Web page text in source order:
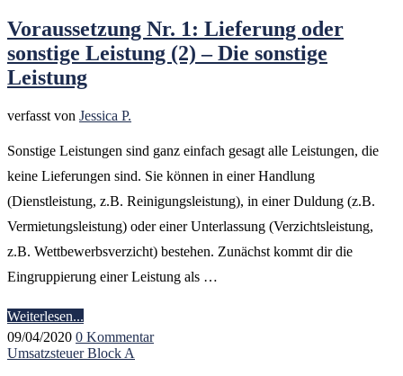
Voraussetzung Nr. 1: Lieferung oder
sonstige Leistung (2) – Die sonstige
Leistung
verfasst von Jessica P.
Sonstige Leistungen sind ganz einfach gesagt alle Leistungen, die
keine Lieferungen sind. Sie können in einer Handlung
(Dienstleistung, z.B. Reinigungsleistung), in einer Duldung (z.B.
Vermietungsleistung) oder einer Unterlassung (Verzichtsleistung,
z.B. Wettbewerbsverzicht) bestehen. Zunächst kommt dir die
Eingruppierung einer Leistung als …
Weiterlesen...
09/04/2020 0 Kommentar
Umsatzsteuer Block A